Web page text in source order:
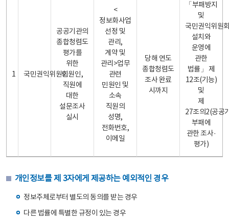
1 국민권익위원회
공공기관의
종합청렴도
평가를
위한
민원인,
직원에
대한
설문조사
실시
<
정보화사업
선정 및
관리,
계약 및
관리>업무
관련
민원인 및
소속
직원의
성명,
전화번호,
이메일
당해 연도
종합청렴도
조사 완료
시까지
「부패방지
및
국민권익위원
설치와
운영에
관한
법률」 제
12조(기능)
및
제
27조의2(공공
부패에
관한 조사·
평가)
개인정보를 제 3자에게 제공하는 예외적인 경우
정보주체로부터 별도의 동의를 받는 경우
다른 법률에 특별한 규정이 있는 경우